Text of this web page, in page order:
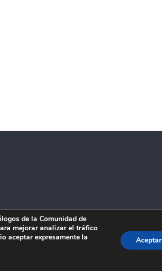
de la Comunidad de
mejorar analizar el tráfico
aceptar expresamente la
Aceptar